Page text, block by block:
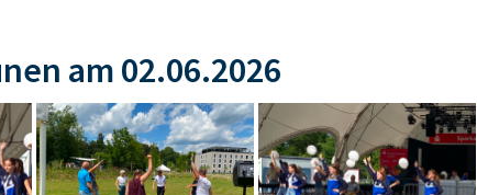
am 02.06.2026